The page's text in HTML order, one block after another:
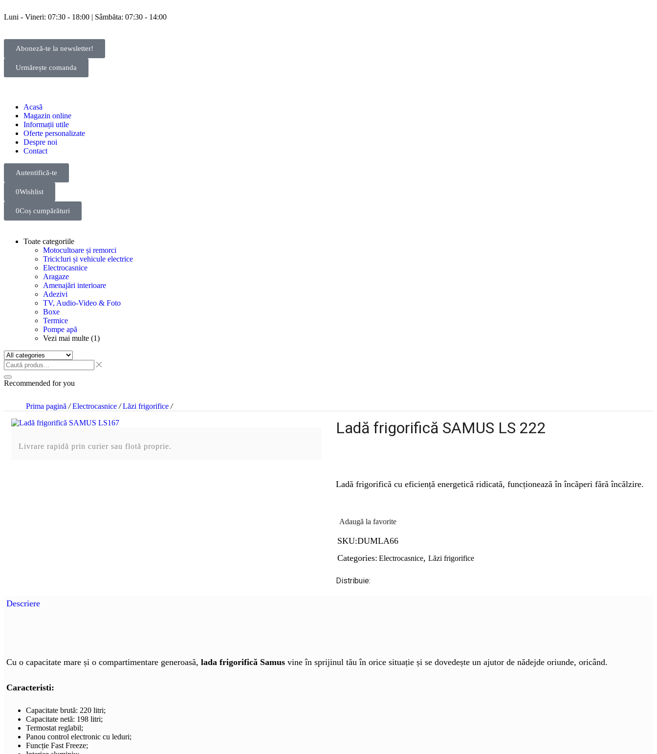
Luni - Vineri: 07:30 - 18:00 | Sâmbăta: 07:30 - 14:00
Aboneză-te la newsletter!
Urmărește comanda
Acasă
Magazin online
Informații utile
Oferte personalizate
Despre noi
Contact
Autentifică-te
0Wishlist
0Coș cumpărături
Toate categoriile
Motocultoare și remorci
Tricicluri și vehicule electrice
Electrocasnice
Aragaze
Amenajări interioare
Adezivi
TV, Audio-Video & Foto
Boxe
Termice
Pompe apă
Vezi mai multe (1)
Recommended for you
Prima pagină / Electrocasnice / Lăzi frigorifice /
Livrare rapidă prin curier sau flotă proprie.
Ladă frigorifică SAMUS LS 222
Ladă frigorifică cu eficiență energetică ridicată, funcționează în încăperi fără încălzire.
Adaugă la favorite
SKU:DUMLA66
Categories: Electrocasnice, Lăzi frigorifice
Distribuie:
Descriere
Cu o capacitate mare și o compartimentare generoasă, lada frigorifică Samus vine în sprijinul tău în orice situație și se dovedește un ajutor de nădejde oriunde, oricând.
Caracteristi:
Capacitate brută: 220 litri;
Capacitate netă: 198 litri;
Termostat reglabil;
Panou control electronic cu leduri;
Funcție Fast Freeze;